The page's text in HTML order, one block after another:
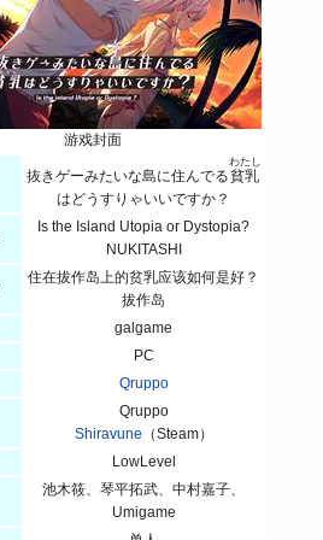
游戏封面
抜きゲーみたいな島に住んでる貧乳
わたし
はどうすりゃいいですか？
Is the Island Utopia or Dystopia?
NUKITASHI
住在拔作岛上的贫乳应该如何是好？
拔作岛
galgame
PC
Qruppo
Qruppo
Shiravune （Steam）
LowLevel
池木筱、琴平拓武、中村嘉子、
Umigame